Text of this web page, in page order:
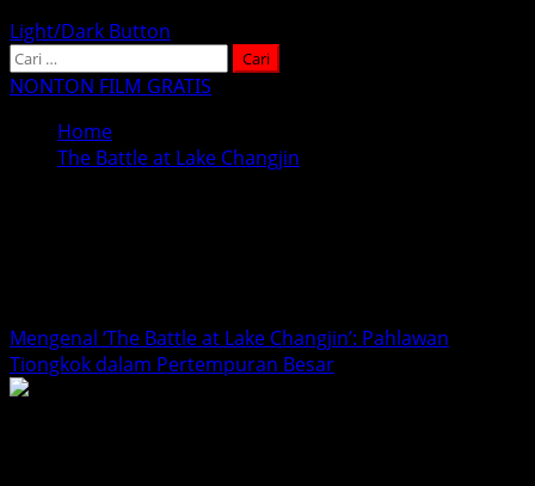
Light/Dark Button
Cari
untuk:
NONTON FILM GRATIS
Home
The Battle at Lake Changjin
Mengenal ‘The Battle at Lake Changjin’: Pahlawan
Tiongkok dalam Pertempuran Besar